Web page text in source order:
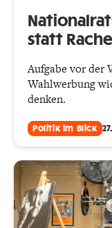
statt Rache
Aufgabe vor der
Wahlwerbung
denken.
Politik im Blick